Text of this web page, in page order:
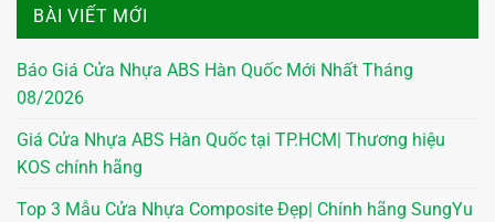
BÀI VIẾT MỚI
Báo Giá Cửa Nhựa ABS Hàn Quốc Mới Nhất Tháng
08/2026
Giá Cửa Nhựa ABS Hàn Quốc tại TP.HCM| Thương hiệu
KOS chính hãng
Top 3 Mẫu Cửa Nhựa Composite Đẹp| Chính hãng SungYu